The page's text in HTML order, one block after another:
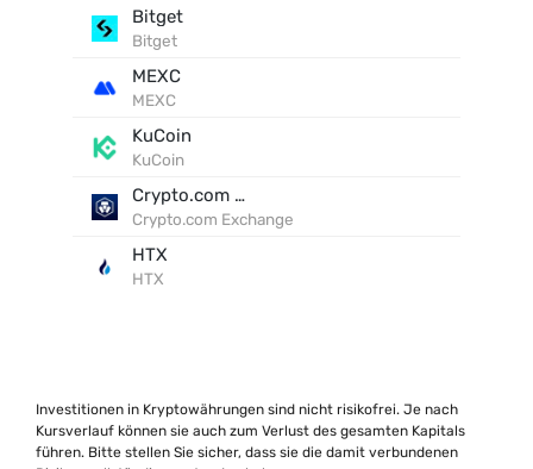
Bitget
Bitget
MEXC
MEXC
KuCoin
KuCoin
Crypto.com Exchange
Crypto.com Exchange
HTX
HTX
Investitionen in Kryptowährungen sind nicht risikofrei. Je nach
Kursverlauf können sie auch zum Verlust des gesamten Kapitals
führen. Bitte stellen Sie sicher, dass sie die damit verbundenen